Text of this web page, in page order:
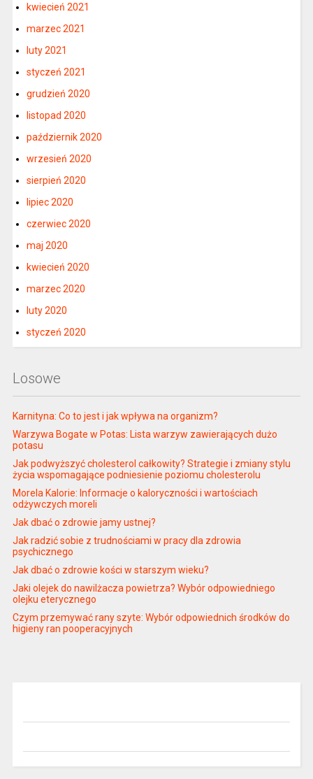
kwiecień 2021
marzec 2021
luty 2021
styczeń 2021
grudzień 2020
listopad 2020
październik 2020
wrzesień 2020
sierpień 2020
lipiec 2020
czerwiec 2020
maj 2020
kwiecień 2020
marzec 2020
luty 2020
styczeń 2020
Losowe
Karnityna: Co to jest i jak wpływa na organizm?
Warzywa Bogate w Potas: Lista warzyw zawierających dużo
potasu
Jak podwyższyć cholesterol całkowity? Strategie i zmiany stylu
życia wspomagające podniesienie poziomu cholesterolu
Morela Kalorie: Informacje o kaloryczności i wartościach
odżywczych moreli
Jak dbać o zdrowie jamy ustnej?
Jak radzić sobie z trudnościami w pracy dla zdrowia
psychicznego
Jak dbać o zdrowie kości w starszym wieku?
Jaki olejek do nawilżacza powietrza? Wybór odpowiedniego
olejku eterycznego
Czym przemywać rany szyte: Wybór odpowiednich środków do
higieny ran pooperacyjnych